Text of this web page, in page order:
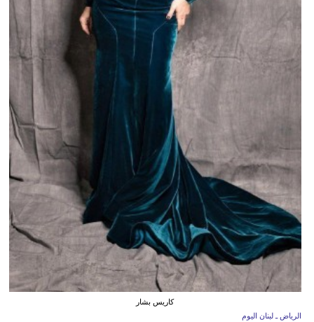
كاريس بشار
الرياض ـ لبنان اليوم